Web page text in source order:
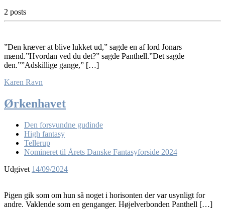
2 posts
”Den kræver at blive lukket ud,” sagde en af lord Jonars
mænd.”Hvordan ved du det?” sagde Panthell.”Det sagde
den.””Adskillige gange,” […]
Karen Ravn
Ørkenhavet
Den forsvundne gudinde
High fantasy
Tellerup
Nomineret til Årets Danske Fantasyforside 2024
Udgivet 14/09/2024
Pigen gik som om hun så noget i horisonten der var usynligt for
andre. Vaklende som en genganger. Højelverbonden Panthell […]